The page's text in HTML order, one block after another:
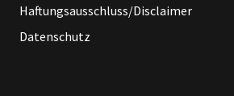
Haftungsausschluss/Disclaimer
Datenschutz